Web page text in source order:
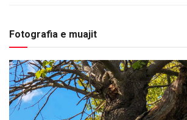
Fotografia e muajit